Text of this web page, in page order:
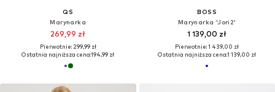
QS
Marynarka
269,99 zł
Pierwotnie: 299,99 zł
Ostatnia najniższa cena:194,99 zł
BOSS
Marynarka 'Jori2'
1 139,00 zł
Pierwotnie: 1 439,00 zł
Ostatnia najniższa cena:1 139,00 zł